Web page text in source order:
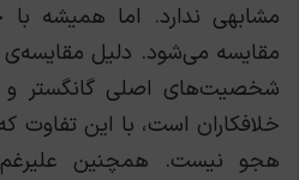
شخصیت‌های اصلی گانگستر و
خلافکاران است، با این تفاوت